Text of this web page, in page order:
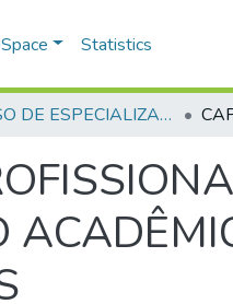
Statistics
CURSO DE ESPECIALIZAÇÃO EM ALTOS ESTUDOS EM SEGURANÇA PÚBLICA - CAESP - 2024